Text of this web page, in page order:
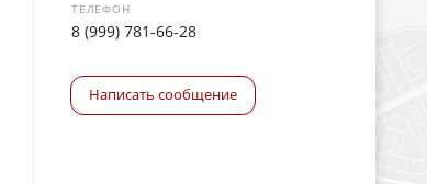
ТЕЛЕФОН
8 (999) 781-66-28
Написать сообщение